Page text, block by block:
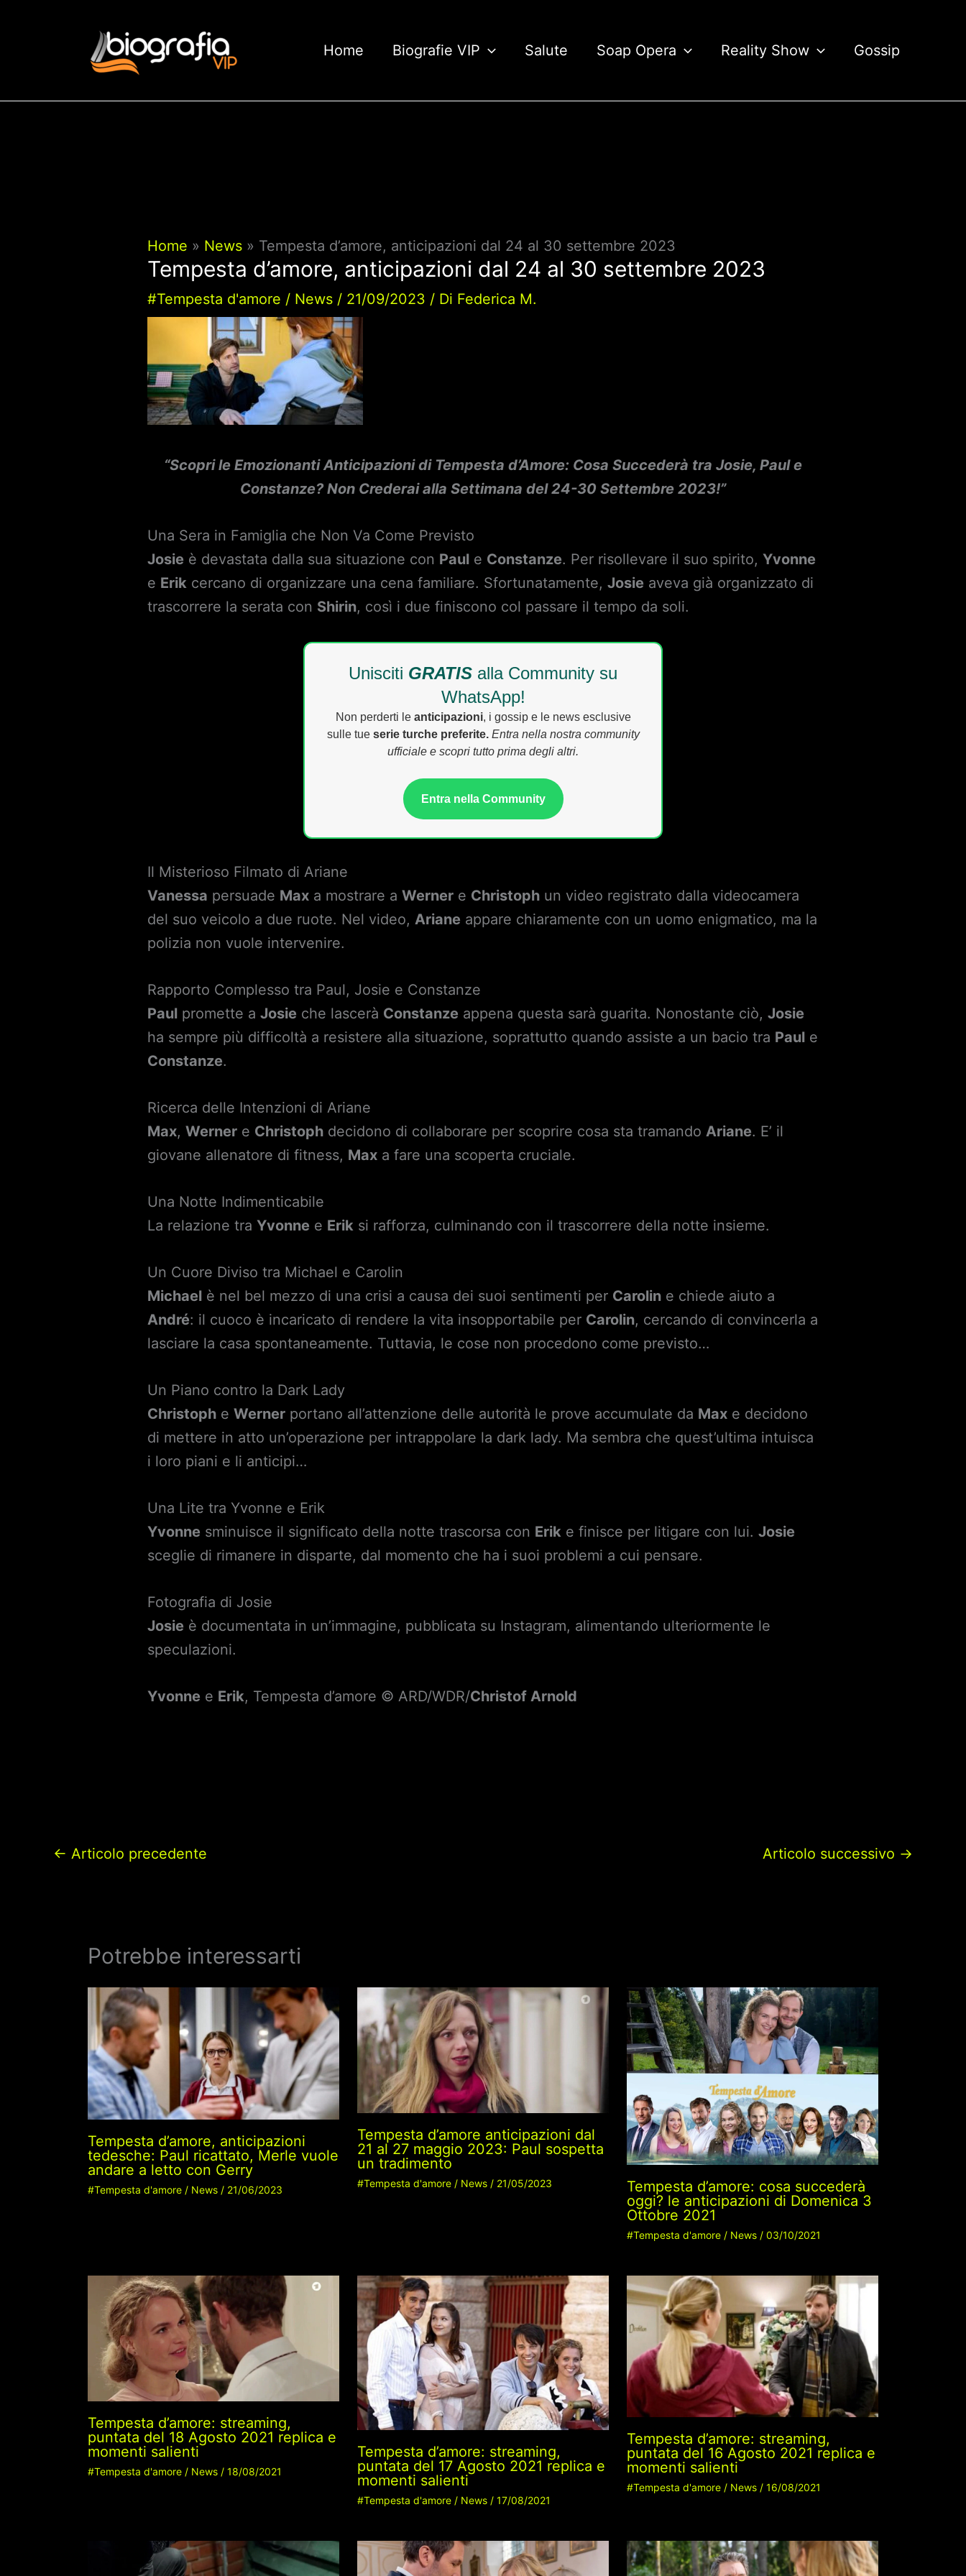
Home Biografie VIP Salute Soap Opera Reality Show Gossip
Home News Tempesta d’amore, anticipazioni dal 24 al 30 settembre 2023
Tempesta d’amore, anticipazioni dal 24 al 30 settembre 2023
#Tempesta d'amore / News / 21/09/2023 / Di Federica M.
“Scopri le Emozionanti Anticipazioni di Tempesta d’Amore: Cosa Succederà tra Josie, Paul e
Constanze? Non Crederai alla Settimana del 24-30 Settembre 2023!”
Una Sera in Famiglia che Non Va Come Previsto
Josie è devastata dalla sua situazione con Paul e Constanze. Per risollevare il suo spirito,Yvonne
e Erik cercano di organizzare una cena familiare. Sfortunatamente,Josie aveva già organizzato di
trascorrere la serata con Shirin, così i due finiscono col passare il tempo da soli.
Unisciti GRATIS alla Community su
WhatsApp!
Non perderti le anticipazioni, i gossip e le news esclusive
sulle tue serie turche preferite. Entra nella nostra community
ufficiale e scopri tutto prima degli altri.
Entra nella Community
Il Misterioso Filmato di Ariane
Vanessa persuade Max a mostrare aWerner e Christoph un video registrato dalla videocamera
del suo veicolo a due ruote. Nel video,Ariane appare chiaramente con un uomo enigmatico, ma la
polizia non vuole intervenire.
Rapporto Complesso tra Paul, Josie e Constanze
Paul promette aJosie che lascerà Constanze appena questa sarà guarita. Nonostante ciò,Josie
ha sempre più difficoltà a resistere alla situazione, soprattutto quando assiste a un bacio tra Paul e
Constanze.
Ricerca delle Intenzioni di Ariane
Max,Werner e Christoph decidono di collaborare per scoprire cosa sta tramandoAriane. E’ il
giovane allenatore di fitness, Max a fare una scoperta cruciale.
Una Notte Indimenticabile
La relazione traYvonne e Erik si rafforza, culminando con il trascorrere della notte insieme.
Un Cuore Diviso tra Michael e Carolin
Michael è nel bel mezzo di una crisi a causa dei suoi sentimenti per Carolin e chiede aiuto a
André: il cuoco è incaricato di rendere la vita insopportabile per Carolin, cercando di convincerla a
lasciare la casa spontaneamente. Tuttavia, le cose non procedono come previsto…
Un Piano contro la Dark Lady
Christoph eWerner portano all’attenzione delle autorità le prove accumulate da Max e decidono
di mettere in atto un’operazione per intrappolare la dark lady. Ma sembra che quest’ultima intuisca
i loro piani e li anticipi…
Una Lite tra Yvonne e Erik
Yvonne sminuisce il significato della notte trascorsa con Erik e finisce per litigare con lui.Josie
sceglie di rimanere in disparte, dal momento che ha i suoi problemi a cui pensare.
Fotografia di Josie
Josie è documentata in un’immagine, pubblicata su Instagram, alimentando ulteriormente le
speculazioni.
Yvonne e Erik, Tempesta d’amore © ARD/WDR/Christof Arnold
← Articolo precedente Articolo successivo →
Potrebbe interessarti
Tempesta d’amore, anticipazioni
tedesche: Paul ricattato, Merle vuole
andare a letto con Gerry
#Tempesta d'amore / News / 21/06/2023
Tempesta d’amore anticipazioni dal
21 al 27 maggio 2023: Paul sospetta
un tradimento
#Tempesta d'amore / News / 21/05/2023
Tempesta d’amore: cosa succederà
oggi? le anticipazioni di Domenica 3
Ottobre 2021
#Tempesta d'amore / News / 03/10/2021
Tempesta d’amore: streaming,
puntata del 18 Agosto 2021 replica e
momenti salienti
#Tempesta d'amore / News / 18/08/2021
Tempesta d’amore: streaming,
puntata del 17 Agosto 2021 replica e
momenti salienti
#Tempesta d'amore / News / 17/08/2021
Tempesta d’amore: streaming,
puntata del 16 Agosto 2021 replica e
momenti salienti
#Tempesta d'amore / News / 16/08/2021